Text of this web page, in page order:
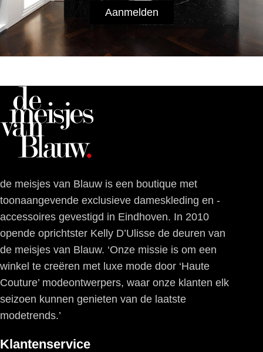
Aanmelden
de meisjes van Blauw is een boutique met
toonaangevende exclusieve dameskleding en -
accessoires gevestigd in Eindhoven. In 2010
opende oprichtster Kelly D’Ulisse de deuren van
de meisjes van Blauw. ‘Onze missie is om een
winkel te creëren met luxe mode door ‘Haute
Couture’ modeontwerpers, waar onze klanten elk
seizoen kunnen genieten van de laatste
modetrends.’
Klantenservice